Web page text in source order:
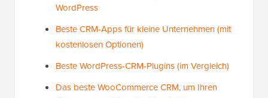
WordPress
Beste CRM-Apps für kleine Unternehmen (mit
kostenlosen Optionen)
Beste WordPress-CRM-Plugins (im Vergleich)
Das beste WooCommerce CRM, um Ihren